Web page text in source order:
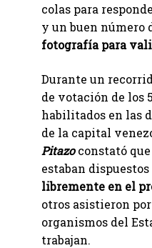
colas para
y un buen número
fotografía para
Durante un
de votación de los
habilitados en las
de la capital
Pitazoconstató
estaban dispuestos
libremente en el
otros asistieron
organismos del
trabajan.